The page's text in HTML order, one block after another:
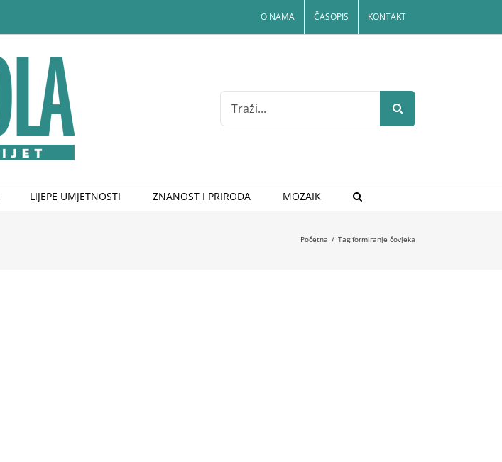
O NAMA ČASOPIS KONTAKT
Search
for:
LIJEPE UMJETNOSTI ZNANOST I PRIRODA MOZAIK
Početna / Tag:formiranje čovjeka